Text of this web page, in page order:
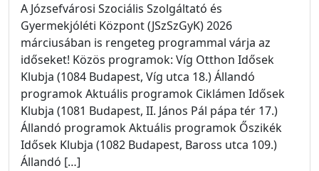
A Józsefvárosi Szociális Szolgáltató és
Gyermekjóléti Központ (JSzSzGyK) 2026
márciusában is rengeteg programmal várja az
időseket! Közös programok: Víg Otthon Idősek
Klubja (1084 Budapest, Víg utca 18.) Állandó
programok Aktuális programok Ciklámen Idősek
Klubja (1081 Budapest, II. János Pál pápa tér 17.)
Állandó programok Aktuális programok Őszikék
Idősek Klubja (1082 Budapest, Baross utca 109.)
Állandó […]